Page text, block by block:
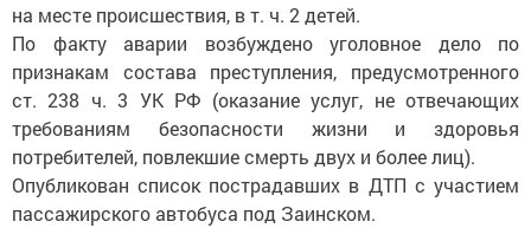
на месте происшествия, в т. ч. 2 детей.
По факту аварии возбуждено уголовное дело по
признакам состава преступления, предусмотренного
ст. 238 ч. 3 УК РФ (оказание услуг, не отвечающих
требованиям безопасности жизни и здоровья
потребителей, повлекшие смерть двух и более лиц).
Опубликован список пострадавших в ДТП с участием
пассажирского автобуса под Заинском.